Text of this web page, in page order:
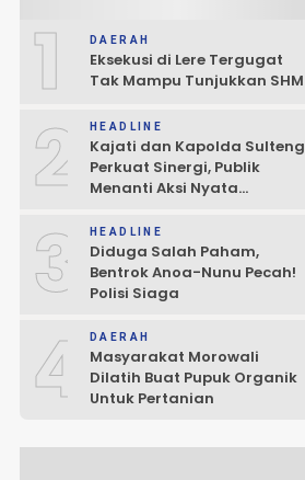
1 DAERAH
Eksekusi di Lere Tergugat
Tak Mampu Tunjukkan SHM
2 HEADLINE
Kajati dan Kapolda Sulteng
Perkuat Sinergi, Publik
Menanti Aksi Nyata
3 HEADLINE
Diduga Salah Paham,
Bentrok Anoa-Nunu Pecah!
Polisi Siaga
4 DAERAH
Masyarakat Morowali
Dilatih Buat Pupuk Organik
Untuk Pertanian